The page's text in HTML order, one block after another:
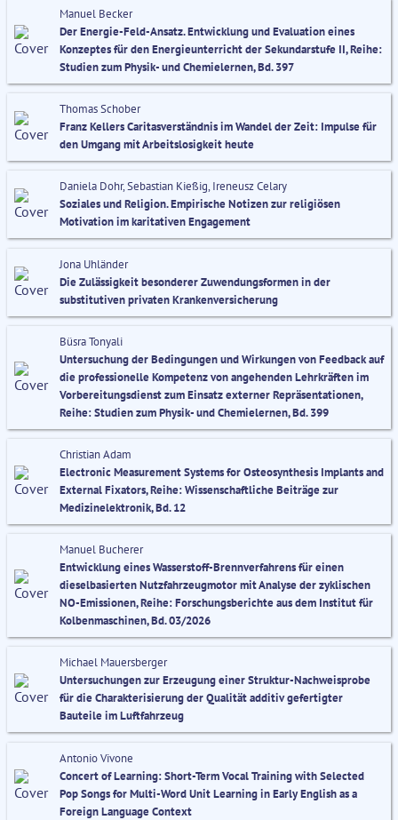
Manuel Becker
Der Energie-Feld-Ansatz. Entwicklung und Evaluation eines
Konzeptes für den Energieunterricht der Sekundarstufe II, Reihe:
Studien zum Physik- und Chemielernen, Bd. 397
Thomas Schober
Franz Kellers Caritasverständnis im Wandel der Zeit: Impulse für
den Umgang mit Arbeitslosigkeit heute
Daniela Dohr, Sebastian Kießig, Ireneusz Celary
Soziales und Religion. Empirische Notizen zur religiösen
Motivation im karitativen Engagement
Jona Uhländer
Die Zulässigkeit besonderer Zuwendungsformen in der
substitutiven privaten Krankenversicherung
Büsra Tonyali
Untersuchung der Bedingungen und Wirkungen von Feedback auf
die professionelle Kompetenz von angehenden Lehrkräften im
Vorbereitungsdienst zum Einsatz externer Repräsentationen,
Reihe: Studien zum Physik- und Chemielernen, Bd. 399
Christian Adam
Electronic Measurement Systems for Osteosynthesis Implants and
External Fixators, Reihe: Wissenschaftliche Beiträge zur
Medizinelektronik, Bd. 12
Manuel Bucherer
Entwicklung eines Wasserstoff-Brennverfahrens für einen
dieselbasierten Nutzfahrzeugmotor mit Analyse der zyklischen
NO-Emissionen, Reihe: Forschungsberichte aus dem Institut für
Kolbenmaschinen, Bd. 03/2026
Michael Mauersberger
Untersuchungen zur Erzeugung einer Struktur-Nachweisprobe
für die Charakterisierung der Qualität additiv gefertigter
Bauteile im Luftfahrzeug
Antonio Vivone
Concert of Learning: Short-Term Vocal Training with Selected
Pop Songs for Multi-Word Unit Learning in Early English as a
Foreign Language Context